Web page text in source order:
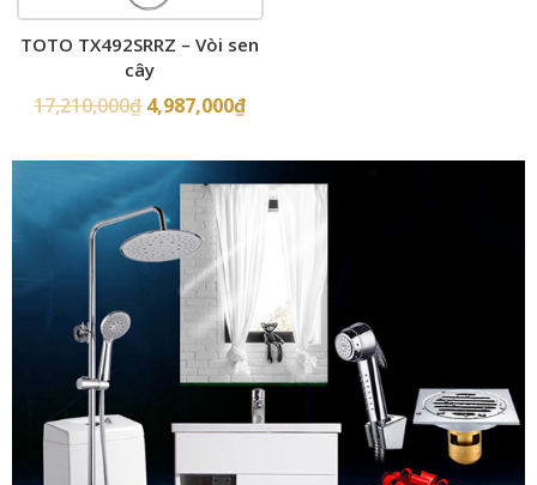
TOTO TX492SRRZ – Vòi sen
cây
17,210,000₫ 4,987,000₫